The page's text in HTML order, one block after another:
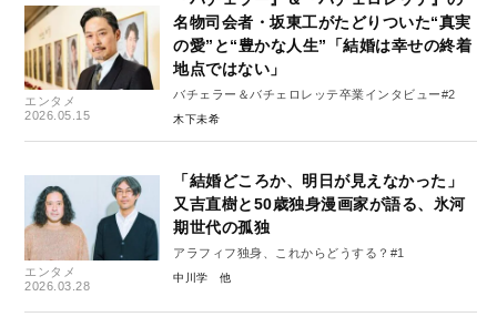
エンタメ
2026.05.15
名物司会者・坂東工がたどりついた“真実
の愛”と“豊かな人生”「結婚は幸せの終着
地点ではない」
バチェラー＆バチェロレッテ卒業インタビュー#2
木下未希
エンタメ
2026.03.28
「結婚どころか、明日が見えなかった」
又吉直樹と50歳独身漫画家が語る、氷河
期世代の孤独
アラフィフ独身、これからどうする？#1
中川学